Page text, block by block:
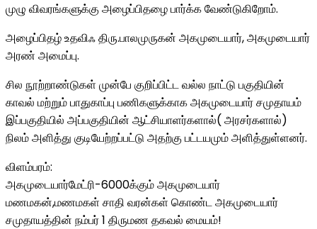
முழு விவரங்களுக்கு அழைப்பிதழை பார்க்க வேண்டுகிறோம்.
அழைப்பிதழ் உதவிஃ திரு.பாலமுருகன் அகமுடையார், அகமுடையார்
அரண் அமைப்பு.
சில நூற்றாண்டுகள் முன்பே குறிப்பிட்ட வல்ல நாட்டு பகுதியின்
காவல் மற்றும் பாதுகாப்பு பணிகளுக்காக அகமுடையார் சமுதாயம்
இப்பகுதியில் அப்பகுதியின் ஆட்சியாளர்களால்( அரசர்களால்)
நிலம் அளித்து குடியேற்றப்பட்டு அதற்கு பட்டயமும் அளித்துள்ளனர்.
விளம்பரம்:
அகமுடையார்மேட்ரி-6000க்கும் அகமுடையார்
மணமகன்,மணமகள் சாதி வரன்கள் கொண்ட அகமுடையார்
சமுதாயத்தின் நம்பர் 1 திருமண தகவல் மையம்!